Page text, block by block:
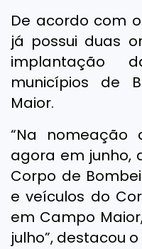
De acordo com
já possui duas
implantação
municípios de
Maior.
“Na nomeação
agora em junho,
Corpo de
e veículos do
em Campo
julho”, destacou